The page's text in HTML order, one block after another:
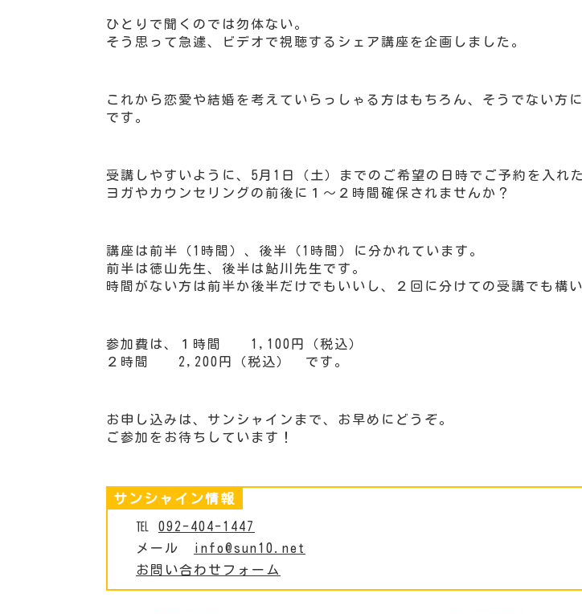
ひとりで聞くのでは勿体ない。
そう思って急遽、ビデオで視聴するシェア講座を企画しました。
これから恋愛や結婚を考えていらっしゃる方はもちろん、そうでない方
です。
受講しやすいように、5月1日（土）までのご希望の日時でご予約を入れ
ヨガやカウンセリングの前後に１～２時間確保されませんか？
講座は前半（1時間）、後半（1時間）に分かれています。
前半は徳山先生、後半は鮎川先生です。
時間がない方は前半か後半だけでもいいし、２回に分けての受講でも構い
参加費は、１時間 1,100円（税込）
２時間 2,200円（税込） です。
お申し込みは、サンシャインまで、お早めにどうぞ。
ご参加をお待ちしています！
サンシャイン情報
℡ 092-404-1447
メール
info@sun10.net
お問い合わせフォーム